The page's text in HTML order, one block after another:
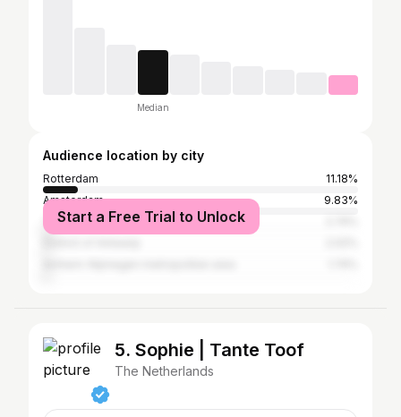
Median
Audience location by city
Rotterdam
11.18%
Amsterdam
9.83%
The Hague
Start a Free Trial to Unlock
5. Sophie | Tante Toof
The Netherlands